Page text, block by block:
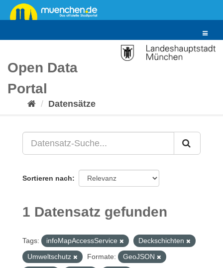
Überspringen
zum
Toggle
Open Data
Portal
Datensätze
Sortieren nach
1 Datensatz gefunden
Tags: infoMapAccessService
Deckschichten
Umweltschutz
Formate:
GeoJSON